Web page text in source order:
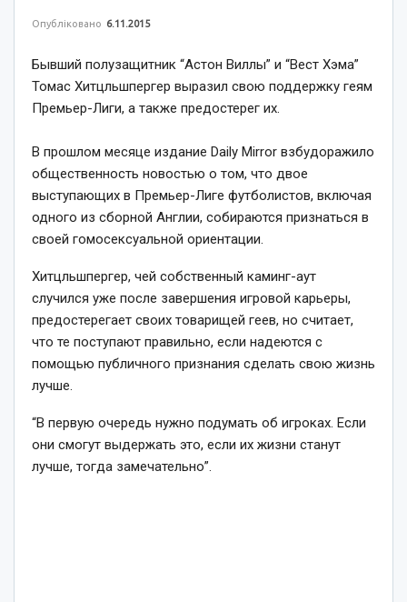
Опубліковано 6.11.2015
Бывший полузащитник “Астон Виллы” и “Вест Хэма”
Томас Хитцльшпергер выразил свою поддержку геям
Премьер-Лиги, а также предостерег их.
В прошлом месяце издание Daily Mirror взбудоражило
общественность новостью о том, что двое
выступающих в Премьер-Лиге футболистов, включая
одного из сборной Англии, собираются признаться в
своей гомосексуальной ориентации.
Хитцльшпергер, чей собственный каминг-аут
случился уже после завершения игровой карьеры,
предостерегает своих товарищей геев, но считает,
что те поступают правильно, если надеются с
помощью публичного признания сделать свою жизнь
лучше.
“В первую очередь нужно подумать об игроках. Если
они смогут выдержать это, если их жизни станут
лучше, тогда замечательно”.